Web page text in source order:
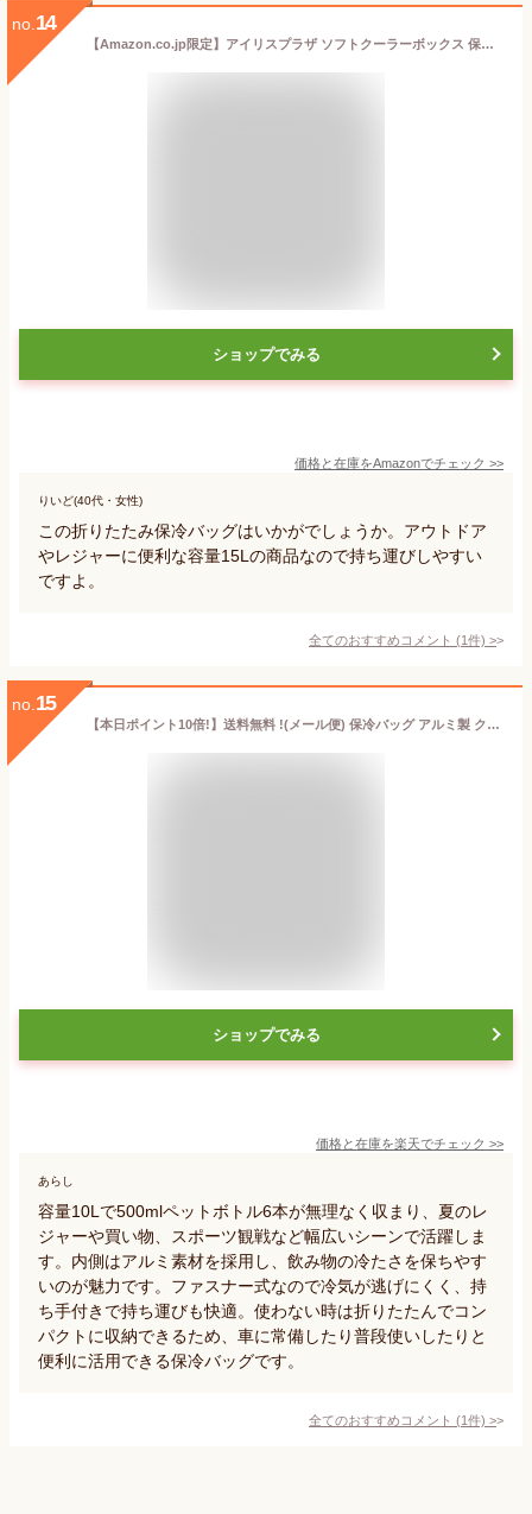
no. 14
【Amazon.co.jp限定】アイリスプラザ ソフトクーラーボックス 保冷バッグ 小型 15L 折り畳み ブラック アイスボックス キャンプ ピクニック 持ち運び
ショップでみる
価格と在庫をAmazonでチェック >>
りいど(40代・女性)
この折りたたみ保冷バッグはいかがでしょうか。アウトドア
やレジャーに便利な容量15Lの商品なので持ち運びしやすい
ですよ。
全てのおすすめコメント (1件) >
no. 15
【本日ポイント10倍!】送料無料 !(メール便) 保冷バッグ アルミ製 クーラーバッグ 容量10L ペットボトル6本 ファスナー式 マチ付き【 保温バッグ 手提げ トートバッグ エコバッグ お弁当 ランチ アウトドア 】 送料込 ◎ 3M◇ アルミ保冷バッグ10L
ショップでみる
価格と在庫を楽天でチェック >>
あらし
容量10Lで500mlペットボトル6本が無理なく収まり、夏のレ
ジャーや買い物、スポーツ観戦など幅広いシーンで活躍しま
す。内側はアルミ素材を採用し、飲み物の冷たさを保ちやす
いのが魅力です。ファスナー式なので冷気が逃げにくく、持
ち手付きで持ち運びも快適。使わない時は折りたたんでコン
パクトに収納できるため、車に常備したり普段使いしたりと
便利に活用できる保冷バッグです。
全てのおすすめコメント (1件) >